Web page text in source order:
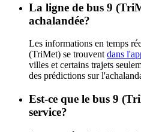
La ligne de bus 9
achalandée?
Les informations en temps
(TriMet) se trouvent dans
villes et certains trajets
des prédictions sur
Est-ce que le bus 9
service?